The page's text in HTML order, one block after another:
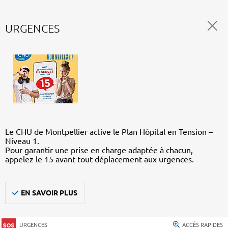
URGENCES
Le CHU de Montpellier active le Plan Hôpital en Tension –
Niveau 1.
Pour garantir une prise en charge adaptée à chacun,
appelez le 15 avant tout déplacement aux urgences.
EN SAVOIR PLUS
URGENCES ACCÈS RAPIDES